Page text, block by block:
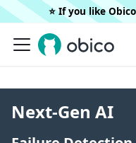
⭐️ If you like
Next-Gen AI